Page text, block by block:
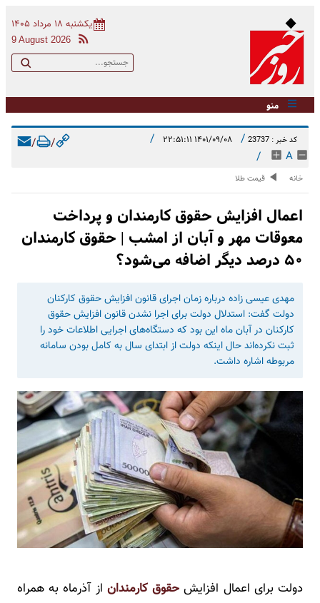
یکشنبه ۱۸ مرداد ۱۴۰۵
9 August 2026
منو
کد خبر : 23737 / ۱۴۰۱/۰۹/۰۸ ۲۲:۵۱:۱۱ /
A
/
/
/
خانه قیمت طلا
اعمال افزایش حقوق کارمندان و پرداخت
معوقات مهر و آبان از امشب | حقوق کارمندان
۵۰ درصد دیگر اضافه می‌شود؟
مهدی عیسی زاده درباره زمان اجرای قانون افزایش حقوق کارکنان
دولت گفت: استدلال دولت برای اجرا نشدن قانون افزایش حقوق
کارکنان در آبان ماه این بود که دستگاه‌های اجرایی اطلاعات خود را
ثبت نکرده‌اند حال اینکه دولت از ابتدای سال به کامل بودن سامانه
مربوطه اشاره داشت.
دولت برای اعمال افزایش حقوق کارمندان از آذرماه به همراه